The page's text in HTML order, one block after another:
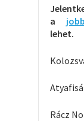
a
lehet.
Rácz